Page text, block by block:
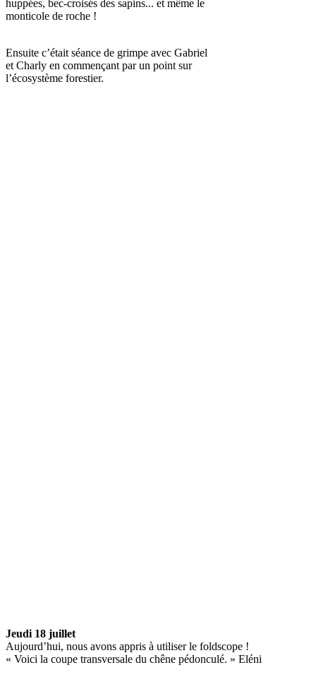
huppées, bec-croisés des sapins... et même le
monticole de roche !
Ensuite c’était séance de grimpe avec Gabriel
et Charly en commençant par un point sur
l’écosystème forestier.
Jeudi 18 juillet
Aujourd’hui, nous avons appris à utiliser le foldscope !
« Voici la coupe transversale du chêne pédonculé. » Eléni